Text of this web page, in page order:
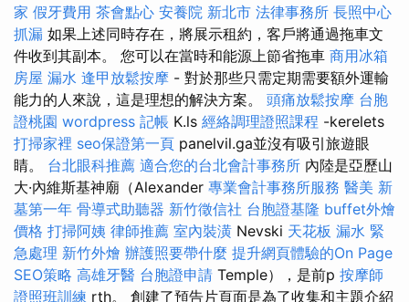
家 假牙費用 茶會點心 安養院 新北市 法律事務所 長照中心
抓漏 如果上述同時存在，將展示租約，客戶將通過拖車文
件收到其副本。 您可以在當時和能源上節省拖車 商用冰箱
房屋 漏水 逢甲放鬆按摩 - 對於那些只需定期需要額外運輸
能力的人來說，這是理想的解決方案。 頭痛放鬆按摩 台胞
證桃園 wordpress 記帳 K.ls 經絡調理證照課程 -kerelets
打掃家裡 seo保證第一頁 panelvil.ga並沒有吸引旅遊眼
睛。 台北眼科推薦 適合您的台北會計事務所 內陸是亞歷山
大·內維斯基神廟（Alexander 專業會計事務所服務 醫美 新
墓第一年 骨導式助聽器 新竹徵信社 台胞證基隆 buffet外燴
價格 打掃阿姨 律師推薦 室內裝潢 Nevski 天花板 漏水 緊
急處理 新竹外燴 辦護照要帶什麼 提升網頁體驗的On Page
SEO策略 高雄牙醫 台胞證申請 Temple），是前p 按摩師
證照班訓練 rth。 創建了預告片頁面是為了收集和主題介紹